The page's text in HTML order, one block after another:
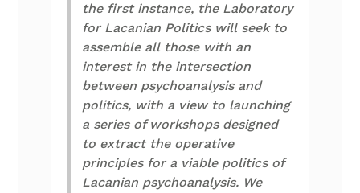
the first instance, the Laboratory
for Lacanian Politics will seek to
assemble all those with an
interest in the intersection
between psychoanalysis and
politics, with a view to launching
a series of workshops designed
to extract the operative
principles for a viable politics of
Lacanian psychoanalysis. We